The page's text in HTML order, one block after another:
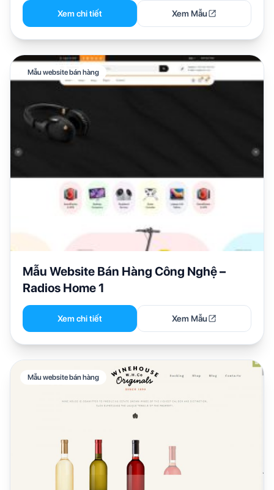
Xem chi tiết Xem Mẫu
Mẫu website bán hàng
Mẫu Website Bán Hàng Công Nghệ –
Radios Home 1
Xem chi tiết Xem Mẫu
Mẫu website bán hàng